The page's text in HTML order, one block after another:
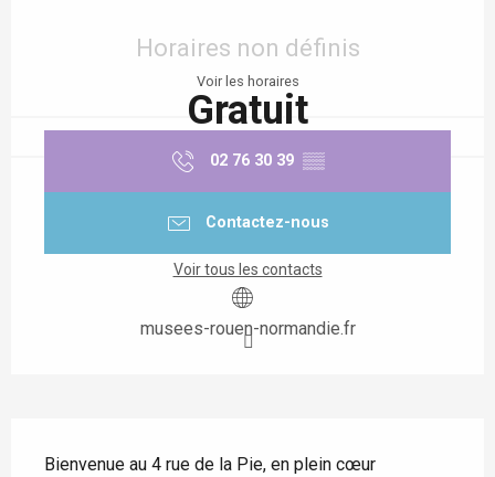
Horaires non définis
Voir les horaires
Gratuit
02 76 30 39 ▒▒
Contactez-nous
Voir tous les contacts
musees-rouen-normandie.fr
Bienvenue au 4 rue de la Pie, en plein cœur